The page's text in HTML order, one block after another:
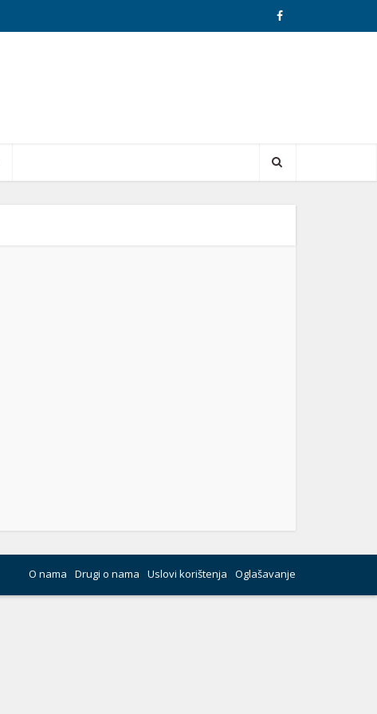
O nama Drugi o nama Uslovi korištenja Oglašavanje